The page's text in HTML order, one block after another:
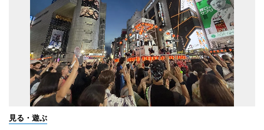
見る・遊ぶ